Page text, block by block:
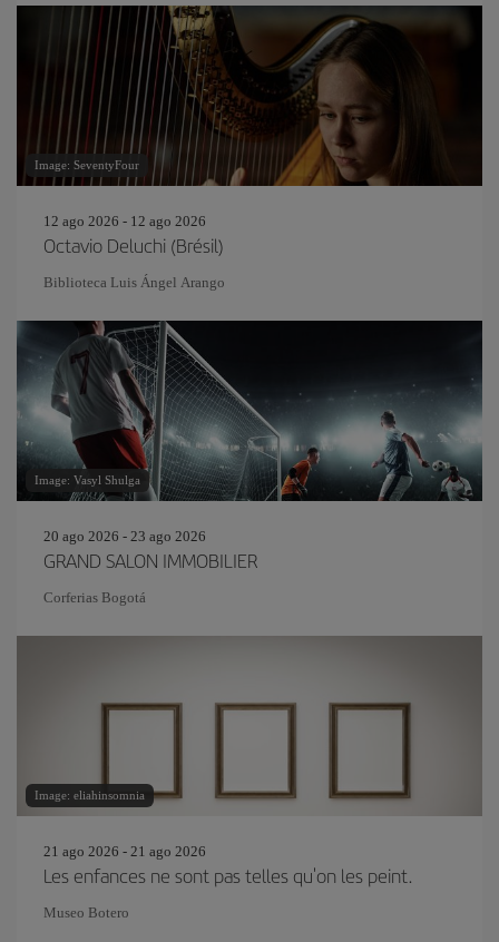
Image: SeventyFour
12 ago 2026 - 12 ago 2026
Octavio Deluchi (Brésil)
Biblioteca Luis Ángel Arango
Image: Vasyl Shulga
20 ago 2026 - 23 ago 2026
GRAND SALON IMMOBILIER
Corferias Bogotá
Image: eliahinsomnia
21 ago 2026 - 21 ago 2026
Les enfances ne sont pas telles qu'on les peint.
Museo Botero